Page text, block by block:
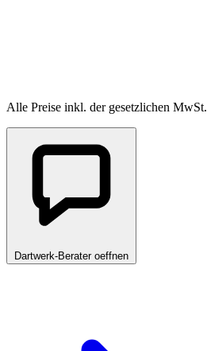
Alle Preise inkl. der gesetzlichen MwSt.
Dartwerk-Berater oeffnen